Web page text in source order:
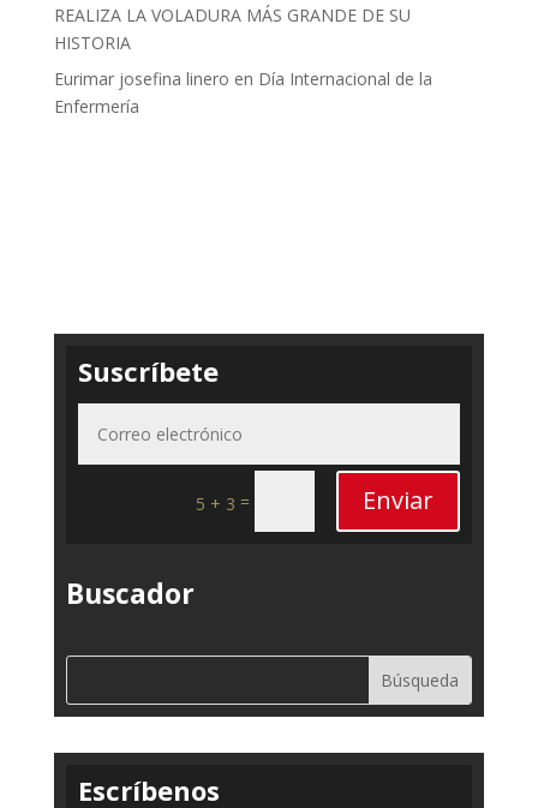
REALIZA LA VOLADURA MÁS GRANDE DE SU
HISTORIA
Eurimar josefina linero en Día Internacional de la
Enfermería
Suscríbete
5 + 3 = Enviar
Buscador
Escríbenos